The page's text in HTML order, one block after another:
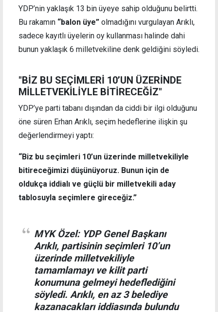
YDP’nin yaklaşık 13 bin üyeye sahip olduğunu belirtti.
Bu rakamın “balon üye” olmadığını vurgulayan Arıklı,
sadece kayıtlı üyelerin oy kullanması halinde dahi
bunun yaklaşık 6 milletvekiline denk geldiğini söyledi.
"BİZ BU SEÇİMLERİ 10’UN ÜZERİNDE
MİLLETVEKİLİYLE BİTİRECEĞİZ"
YDP’ye parti tabanı dışından da ciddi bir ilgi olduğunu
öne süren Erhan Arıklı, seçim hedeflerine ilişkin şu
değerlendirmeyi yaptı:
“Biz bu seçimleri 10’un üzerinde milletvekiliyle
bitireceğimizi düşünüyoruz. Bunun için de
oldukça iddialı ve güçlü bir milletvekili aday
tablosuyla seçimlere gireceğiz.”
MYK Özel: YDP Genel Başkanı
Arıklı, partisinin seçimleri 10’un
üzerinde milletvekiliyle
tamamlamayı ve kilit parti
konumuna gelmeyi hedeflediğini
söyledi. Arıklı, en az 3 belediye
kazanacakları iddiasında bulundu